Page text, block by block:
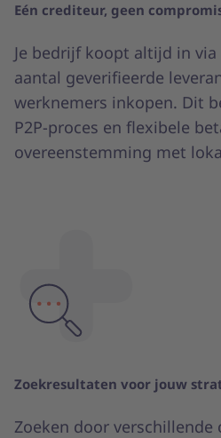
Eén crediteur, geen
Je bedrijf koopt altijd in
aantal geverifieerde
werknemers inkopen. Dit
P2P-proces en flexibele
overeenstemming met
Zoekresultaten voor jouw
Zoeken door